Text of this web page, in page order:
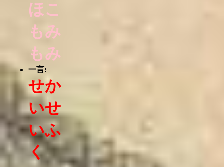
ほこ
もみ
もみ
一言:
せか
いせ
いふ
く